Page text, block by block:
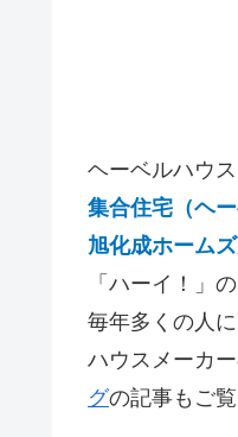
ヘーベルハウス
集合住宅（ヘ
旭化成ホーム
「ハーイ！」
毎年多くの人
ハウスメーカ
グの記事もご覧